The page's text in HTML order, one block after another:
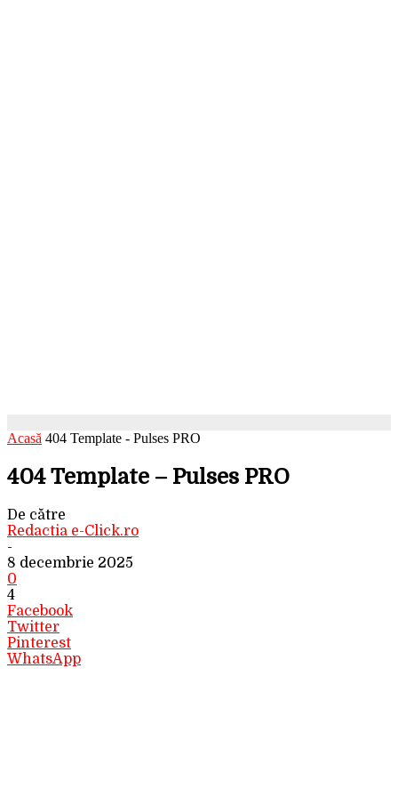
Acasă 404 Template - Pulses PRO
404 Template – Pulses PRO
De către
Redactia e-Click.ro
-
8 decembrie 2025
0
4
Facebook
Twitter
Pinterest
WhatsApp